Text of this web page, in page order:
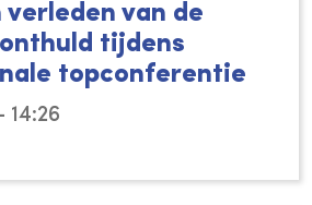
verleden van de
tijdens
topconferentie